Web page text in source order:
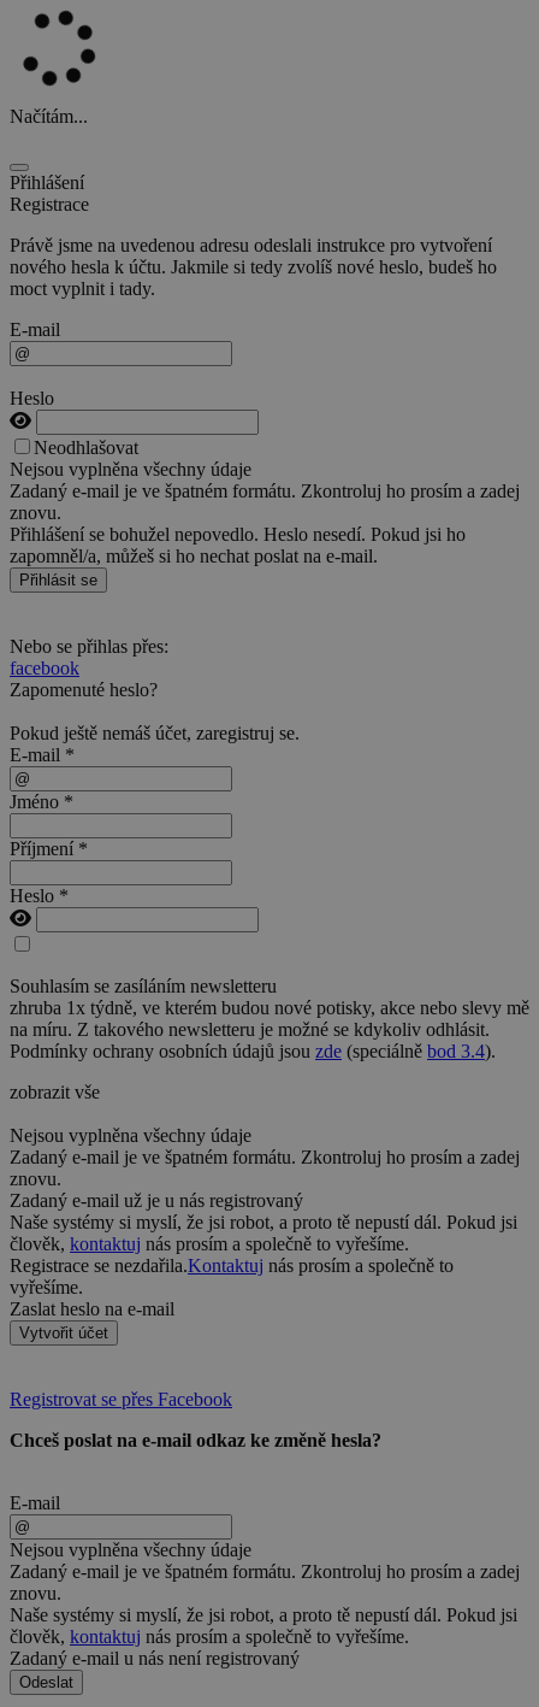
Načítám...
Přihlášení
Registrace
Právě jsme na uvedenou adresu odeslali instrukce pro vytvoření
nového hesla k účtu. Jakmile si tedy zvolíš nové heslo, budeš ho
moct vyplnit i tady.
E-mail
Heslo
Neodhlašovat
Nejsou vyplněna všechny údaje
Zadaný e-mail je ve špatném formátu. Zkontroluj ho prosím a zadej
znovu.
Přihlášení se bohužel nepovedlo. Heslo nesedí. Pokud jsi ho
zapomněl/a, můžeš si ho nechat poslat na e-mail.
Přihlásit se
Nebo se přihlas přes:
facebook
Zapomenuté heslo?
Pokud ještě nemáš účet, zaregistruj se.
E-mail *
Jméno *
Příjmení *
Heslo *
Souhlasím se zasíláním newsletteru
zhruba 1x týdně, ve kterém budou nové potisky, akce nebo slevy mě
na míru. Z takového newsletteru je možné se kdykoliv odhlásit.
Podmínky ochrany osobních údajů jsou zde (speciálně bod 3.4).
zobrazit vše
Nejsou vyplněna všechny údaje
Zadaný e-mail je ve špatném formátu. Zkontroluj ho prosím a zadej
znovu.
Zadaný e-mail už je u nás registrovaný
Naše systémy si myslí, že jsi robot, a proto tě nepustí dál. Pokud jsi
člověk, kontaktuj nás prosím a společně to vyřešíme.
Registrace se nezdařila.Kontaktuj nás prosím a společně to
vyřešíme.
Zaslat heslo na e-mail
Vytvořit účet
Registrovat se přes Facebook
Chceš poslat na e-mail odkaz ke změně hesla?
E-mail
Nejsou vyplněna všechny údaje
Zadaný e-mail je ve špatném formátu. Zkontroluj ho prosím a zadej
znovu.
Naše systémy si myslí, že jsi robot, a proto tě nepustí dál. Pokud jsi
člověk, kontaktuj nás prosím a společně to vyřešíme.
Zadaný e-mail u nás není registrovaný
Odeslat